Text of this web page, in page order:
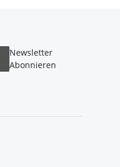
Newsletter
Abonnieren